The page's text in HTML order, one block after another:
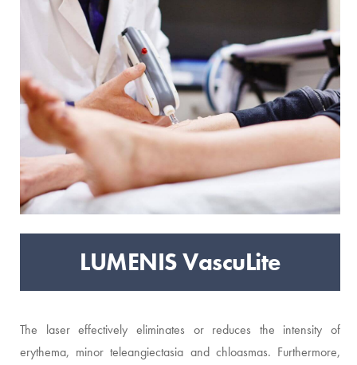
LUMENIS VascuLite
The laser effectively eliminates or reduces the intensity of
erythema, minor teleangiectasia and chloasmas. Furthermore,